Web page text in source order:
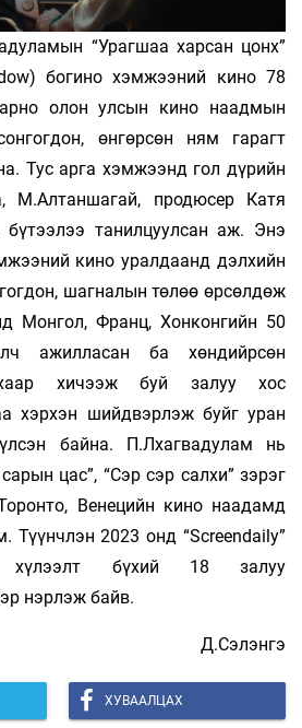
“Урагшаа харсан цонх”
богино хэмжээний кино 78
олон улсын кино наадмын
өнгөрсөн ням гарагт
Тус арга хэмжээнд гол дүрийн
М.Алтаншагай, продюсер Катя
танилцуулсан аж. Энэ
кино уралдаанд дэлхийн
шагналын төлөө өрсөлдөж
Монгол, Франц, Хонконгийн 50
ажилласан ба хөндийрсөн
хичээж буй залуу хос
хэрхэн шийдвэрлэж буйг уран
байна. П.Лхагвадулам нь
цас”, “Сэр сэр салхи” зэрэг
Венецийн кино наадамд
Түүнчлэн 2023 онд “Screendaily”
хүлээлт бүхий 18 залуу
нэрлэж байв.
Д.Сэлэнгэ
ХУВААЛЦАХ